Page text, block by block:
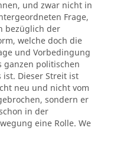
und zwar nicht in
Frage,
bezüglich der
welche doch die
und Vorbedingung
ganzen politischen
ist. Dieser Streit ist
neu und nicht vom
sondern er
in der
eine Rolle. We